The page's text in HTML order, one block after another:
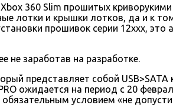
360 Slim прошитых
лотки и крышки лотков, да и к
прошивок серии 12ххх, это
не заработав на разработке.
представляет собой USB>SATA
ожидается на период с 20
условием «не